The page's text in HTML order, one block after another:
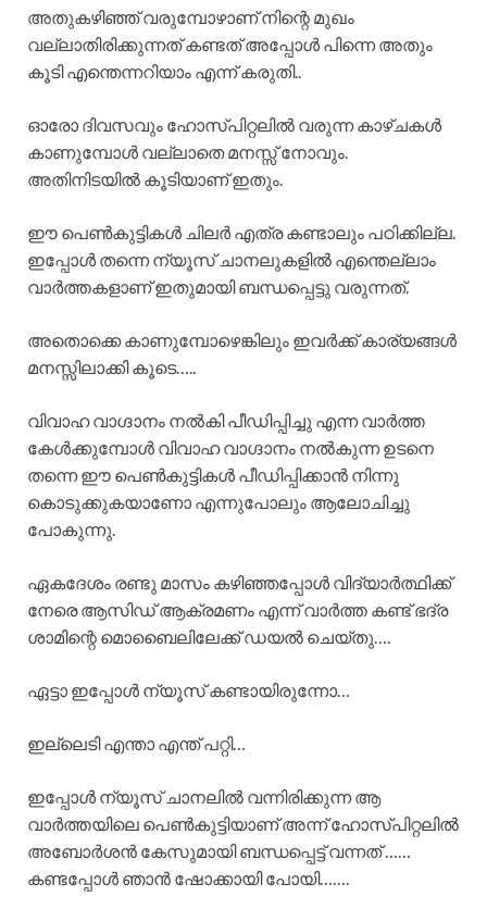
അതുകഴിഞ്ഞ് വരുമ്പോഴാണ് നിന്റെ മുഖം
വല്ലാതിരിക്കുന്നത് കണ്ടത് അപ്പോൾ പിന്നെ അതും
കൂടി എന്തെന്നറിയാം എന്ന് കരുതി..
ഓരോ ദിവസവും ഹോസ്പിറ്റലിൽ വരുന്ന കാഴ്ചകൾ
കാണുമ്പോൾ വല്ലാതെ മനസ്സ് നോവും.
അതിനിടയിൽ കൂടിയാണ് ഇതും.
ഈ പെൺകുട്ടികൾ ചിലർ എത്ര കണ്ടാലും പഠിക്കില്ല.
ഇപ്പോൾ തന്നെ ന്യൂസ് ചാനലുകളിൽ എന്തെല്ലാം
വാർത്തകളാണ് ഇതുമായി ബന്ധപ്പെട്ടു വരുന്നത്.
അതൊക്കെ കാണുമ്പോഴെങ്കിലും ഇവർക്ക് കാര്യങ്ങൾ
മനസ്സിലാക്കി കൂടെ…..
വിവാഹ വാഗ്ദാനം നൽകി പീഡിപ്പിച്ചു എന്ന വാർത്ത
കേൾക്കുമ്പോൾ വിവാഹ വാഗ്ദാനം നൽകുന്ന ഉടനെ
തന്നെ ഈ പെൺകുട്ടികൾ പീഡിപ്പിക്കാൻ നിന്നു
കൊടുക്കുകയാണോ എന്നുപോലും ആലോചിച്ചു
പോകുന്നു.
ഏകദേശം രണ്ടു മാസം കഴിഞ്ഞപ്പോൾ വിദ്യാർത്ഥിക്ക്
നേരെ ആസിഡ് ആക്രമണം എന്ന് വാർത്ത കണ്ട് ഭദ്ര
ശാമിന്റെ മൊബൈലിലേക്ക് ഡയൽ ചെയ്തു….
ഏട്ടാ ഇപ്പോൾ ന്യൂസ് കണ്ടായിരുന്നോ…
ഇല്ലെടി എന്താ എന്ത് പറ്റി…
ഇപ്പോൾ ന്യൂസ് ചാനലിൽ വന്നിരിക്കുന്ന ആ
വാർത്തയിലെ പെൺകുട്ടിയാണ് അന്ന് ഹോസ്പിറ്റലിൽ
അബോർശൻ കേസുമായി ബന്ധപ്പെട്ട് വന്നത് ……
കണ്ടപ്പോൾ ഞാൻ ഷോക്കായി പോയി…….